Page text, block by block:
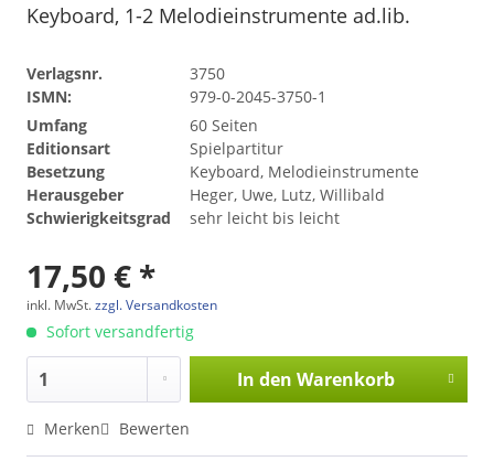
Keyboard, 1-2 Melodieinstrumente ad.lib.
Verlagsnr.
3750
ISMN:
979-0-2045-3750-1
Umfang
60 Seiten
Editionsart
Spielpartitur
Besetzung
Keyboard, Melodieinstrumente
Herausgeber
Heger, Uwe, Lutz, Willibald
Schwierigkeitsgrad
sehr leicht bis leicht
17,50 € *
inkl. MwSt.zzgl. Versandkosten
Sofort versandfertig
In den Warenkorb
Merken Bewerten